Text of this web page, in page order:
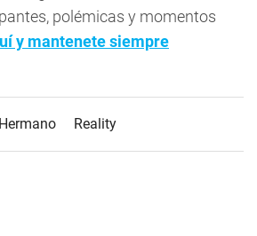
polémicas y momentos
y mantenete siempre
Reality